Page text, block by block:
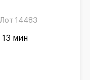
Лот 14483
13 мин